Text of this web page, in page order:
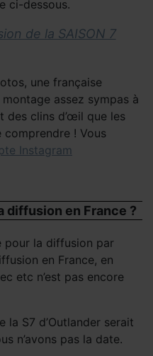
ci-dessous.
de la SAISON 7
une française
assez sympas à
des clins d’œil que les
! Vous
Instagram
diffusion en France ?
pour la diffusion par
en France, en
etc n’est pas encore
la S7 d’Outlander serait
n’avons pas la date.